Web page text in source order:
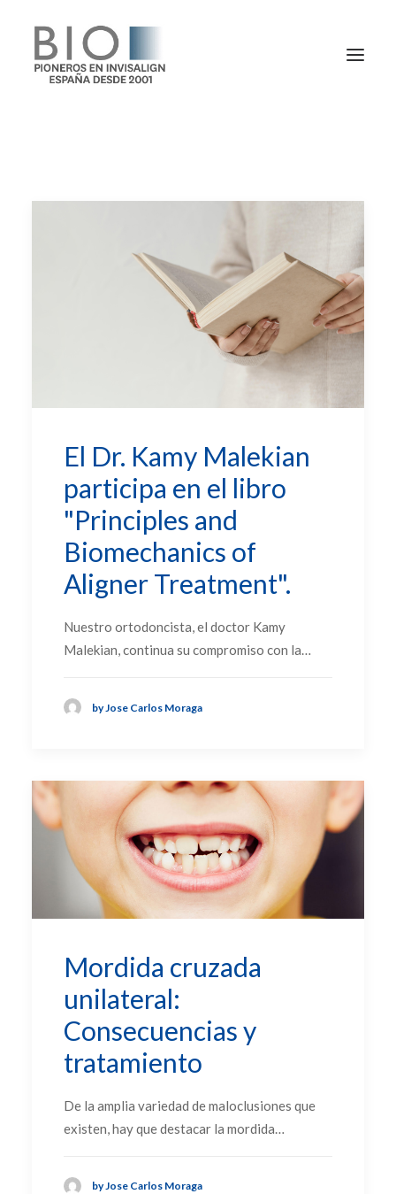
El Dr. Kamy Malekian
participa en el libro
"Principles and
Biomechanics of
Aligner Treatment".
Nuestro ortodoncista, el doctor Kamy
Malekian, continua su compromiso con la…
by Jose Carlos Moraga
Mordida cruzada
unilateral:
Consecuencias y
tratamiento
De la amplia variedad de maloclusiones que
existen, hay que destacar la mordida…
by Jose Carlos Moraga